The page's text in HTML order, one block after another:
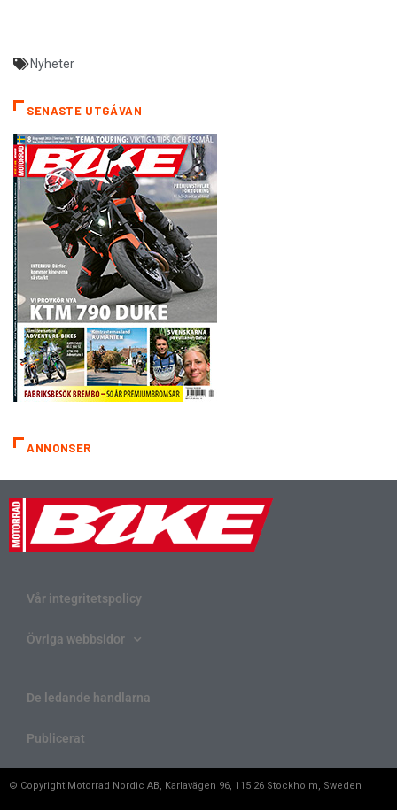
Nyheter
SENASTE UTGÅVAN
ANNONSER
Vår integritetspolicy
Övriga webbsidor
De ledande handlarna
Publicerat
© Copyright Motorrad Nordic AB, Karlavägen 96, 115 26 Stockholm, Sweden